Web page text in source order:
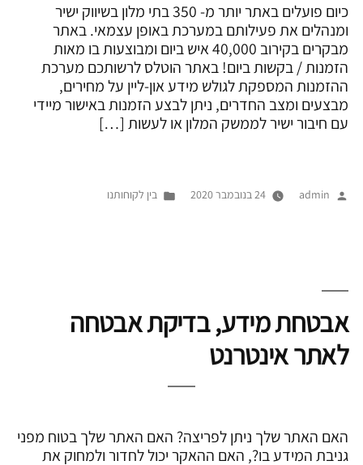
כיום פועלים באתר יותר מ- 350 בתי מלון בשיווק ישיר
ומנהלים את פעילותם במערכת באופן עצמאי. באתר
מבקרים בקירוב 40,000 איש ביום ומבוצעות בו מאות
הזמנות / בקשות ביום! באתר הוטלס לרשותכם מערכת
ההזמנות המספקת לגולש מידע און-ליין על מחירים,
מבצעים ומצב החדרים, ניתן לבצע הזמנות באישור מיידי
עם חיבור ישיר לממשק המלון או לעשות […]
פורסם
admin 24 בנובמבר 2020
Posted
בין לקוחותנו
אבטחת מידע, בדיקת אבטחה
לאתר אינטרנט
האם האתר שלך ניתן לפריצה? האם האתר שלך בטוח מפני
גניבת המידע בו?, האם ההאקר יכול לחדור ולמחוק את